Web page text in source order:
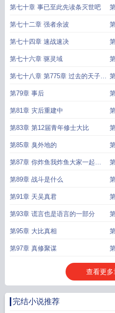
第七十章 事已至此先读条灭世吧
第七十二章 强者余波
第七十四章 速战速决
第七十六章 驱灵域
第七十八章 第775章 过去的天子之
死番外
第79章 事后
第81章 灾后重建中
第83章 第12届青年修士大比
第85章 臭外地的
第87章 你炸鱼我炸鱼大家一起创
造高压环境
第89章 战斗是什么
第91章 天吴真君
第93章 谎言也是语言的一部分
第95章 大比真相
第97章 真修聚谋
查看更多
完结小说推荐